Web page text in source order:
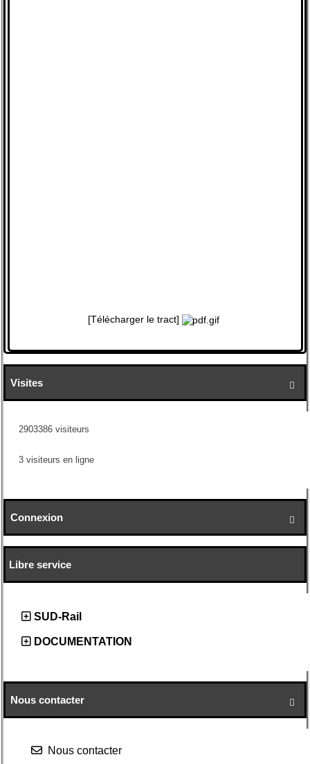

Visites
2903386 visiteurs
3 visiteurs en ligne

Connexion
Libre service
SUD-Rail
DOCUMENTATION

Nous contacter
Nous contacter
[Télécharger le tract]